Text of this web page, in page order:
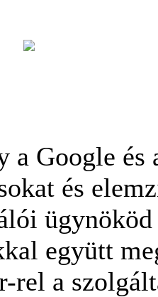
a Google
és
együtt
rel a